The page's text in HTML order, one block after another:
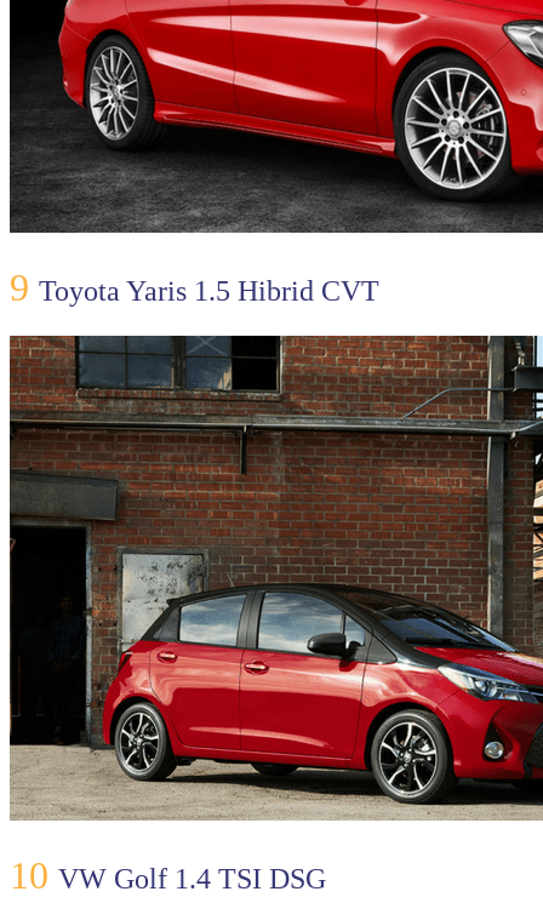
9 Toyota Yaris 1.5 Hibrid CVT
10 VW Golf 1.4 TSI DSG